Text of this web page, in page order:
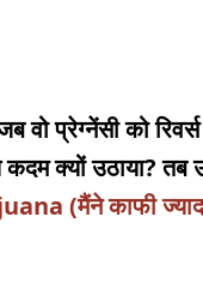
वो प्रेग्नेंसी को
क्यों उठाया? तब
(मैंने काफी ज्यादा